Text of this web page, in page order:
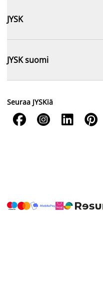
JYSK
JYSK suomi
Seuraa JYSKiä
   